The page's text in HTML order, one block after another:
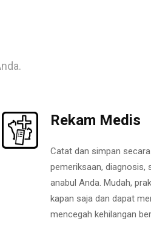
Rekam Medis
Catat dan simpan
pemeriksaan, diagnosis,
anabul Anda. Mudah,
kapan saja dan dapat
mencegah kehilangan